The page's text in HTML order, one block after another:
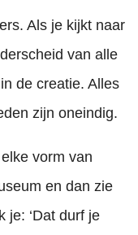
Als je kijkt naar
van alle
de creatie. Alles
zijn oneindig.
vorm van
en dan zie
je: ‘Dat durf je